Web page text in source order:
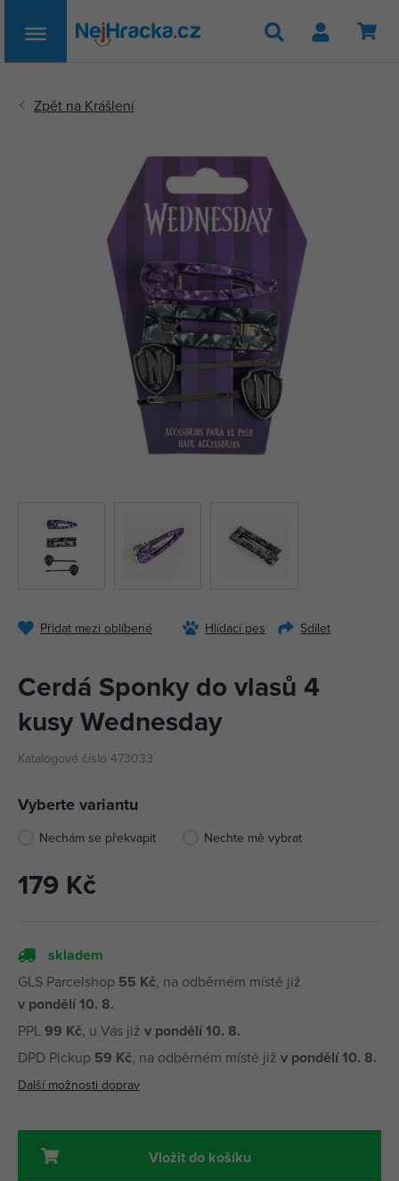
Hledat
Přidat mezi oblíbené Hlídací pes Sdílet
Cerdá Sponky do vlasů 4
kusy Wednesday
Katalogové číslo 473033
Vyberte variantu
Nechám se překvapit Nechte mě vybrat
179 Kč
skladem
GLS Parcelshop 55 Kč, na odběrném místě již
v pondělí 10. 8.
PPL99 Kč, u Vás již v pondělí 10. 8.
DPD Pickup 59 Kč, na odběrném místě již v pondělí 10. 8.
Další možnosti doprav
Vložit do košíku